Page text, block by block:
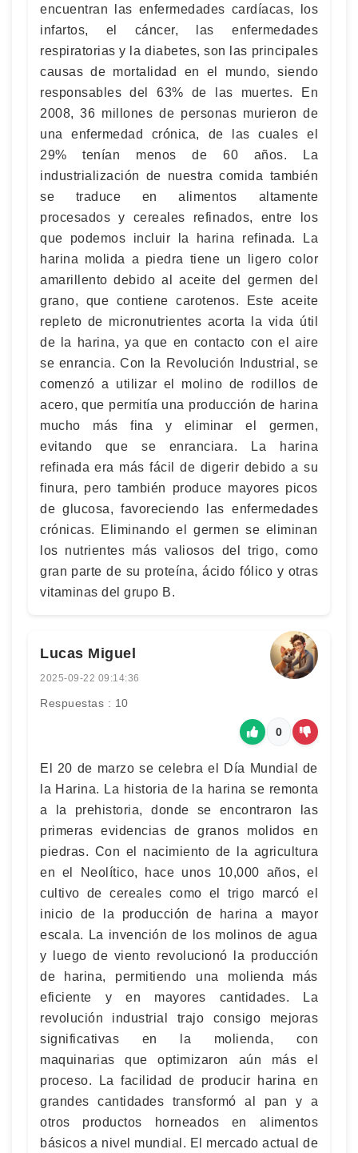
encuentran las enfermedades cardíacas, los
infartos, el cáncer, las enfermedades
respiratorias y la diabetes, son las principales
causas de mortalidad en el mundo, siendo
responsables del 63% de las muertes. En
2008, 36 millones de personas murieron de
una enfermedad crónica, de las cuales el
29% tenían menos de 60 años. La
industrialización de nuestra comida también
se traduce en alimentos altamente
procesados y cereales refinados, entre los
que podemos incluir la harina refinada. La
harina molida a piedra tiene un ligero color
amarillento debido al aceite del germen del
grano, que contiene carotenos. Este aceite
repleto de micronutrientes acorta la vida útil
de la harina, ya que en contacto con el aire
se enrancia. Con la Revolución Industrial, se
comenzó a utilizar el molino de rodillos de
acero, que permitía una producción de harina
mucho más fina y eliminar el germen,
evitando que se enranciara. La harina
refinada era más fácil de digerir debido a su
finura, pero también produce mayores picos
de glucosa, favoreciendo las enfermedades
crónicas. Eliminando el germen se eliminan
los nutrientes más valiosos del trigo, como
gran parte de su proteína, ácido fólico y otras
vitaminas del grupo B.
Lucas Miguel
2025-09-22 09:14:36
Respuestas : 10
0
El 20 de marzo se celebra el Día Mundial de
la Harina. La historia de la harina se remonta
a la prehistoria, donde se encontraron las
primeras evidencias de granos molidos en
piedras. Con el nacimiento de la agricultura
en el Neolítico, hace unos 10,000 años, el
cultivo de cereales como el trigo marcó el
inicio de la producción de harina a mayor
escala. La invención de los molinos de agua
y luego de viento revolucionó la producción
de harina, permitiendo una molienda más
eficiente y en mayores cantidades. La
revolución industrial trajo consigo mejoras
significativas en la molienda, con
maquinarias que optimizaron aún más el
proceso. La facilidad de producir harina en
grandes cantidades transformó al pan y a
otros productos horneados en alimentos
básicos a nivel mundial. El mercado actual de